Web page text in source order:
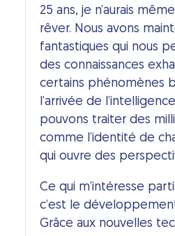
25 ans, je n’aurais
rêver. Nous avons
fantastiques qui nous
des connaissances
certains phénomènes
l’arrivée de
pouvons traiter des
comme l’identité de
qui ouvre des
Ce qui m’intéresse
c’est le
Grâce aux nouvelles